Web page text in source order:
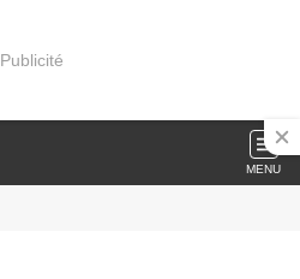
Publicité
MENU